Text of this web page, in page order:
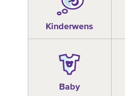
Kinderwens
Baby